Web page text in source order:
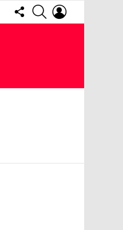
FOLLOW
US
SEARCH